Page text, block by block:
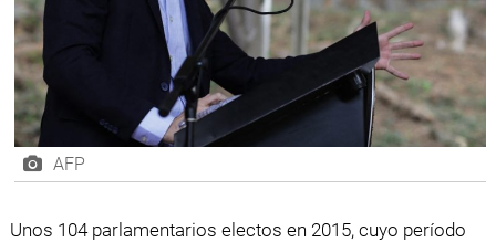
AFP
Unos 104 parlamentarios electos en 2015, cuyo período